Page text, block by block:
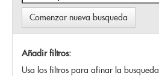
Comenzar nueva busqueda
Añadir filtros:
Usa los filtros para afinar la busqueda.